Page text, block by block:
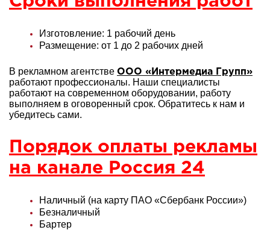
Изготовление: 1 рабочий день
Размещение: от 1 до 2 рабочих дней
В рекламном агентстве ООО «Интермедиа Групп»
работают профессионалы. Наши специалисты
работают на современном оборудовании, работу
выполняем в оговоренный срок. Обратитесь к нам и
убедитесь сами.
Порядок оплаты рекламы
на канале Россия 24
Наличный (на карту ПАО «Сбербанк России»)
Безналичный
Бартер